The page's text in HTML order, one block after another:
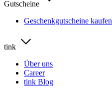
Gutscheine
Geschenkgutscheine kaufen
tink
Über uns
Career
tink Blog